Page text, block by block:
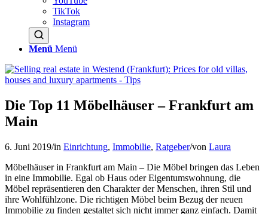
TikTok
Instagram
Menü Menü
Die Top 11 Möbelhäuser – Frankfurt am
Main
6. Juni 2019/in Einrichtung, Immobilie, Ratgeber/von Laura
Möbelhäuser in Frankfurt am Main – Die Möbel bringen das Leben
in eine Immobilie. Egal ob Haus oder Eigentumswohnung, die
Möbel repräsentieren den Charakter der Menschen, ihren Stil und
ihre Wohlfühlzone. Die richtigen Möbel beim Bezug der neuen
Immobilie zu finden gestaltet sich nicht immer ganz einfach. Damit